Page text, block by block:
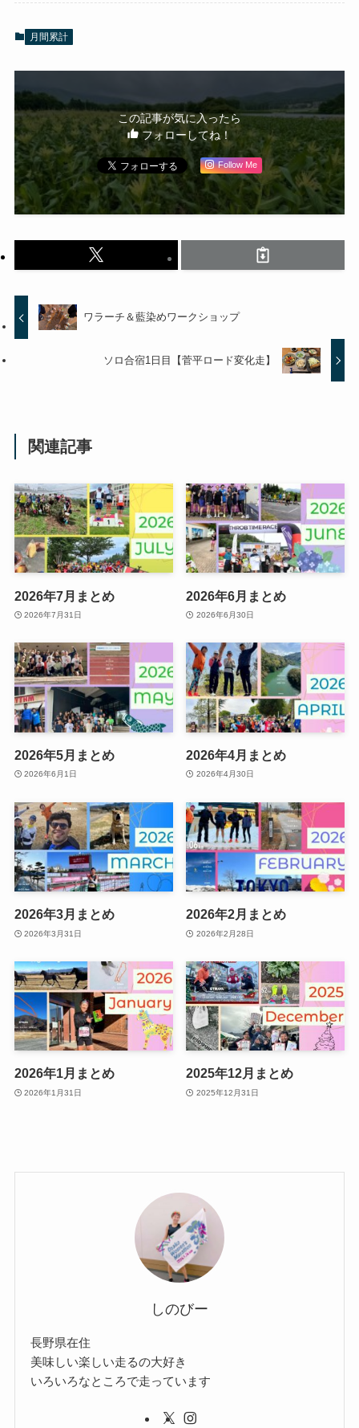
月間累計
この記事が気に入ったら
フォローしてね！
Follow Me
ワラーチ＆藍染めワークショップ
ソロ合宿1日目【菅平ロード変化走】
関連記事
2026年7月まとめ
2026年7月31日
2026年6月まとめ
2026年6月30日
2026年5月まとめ
2026年6月1日
2026年4月まとめ
2026年4月30日
2026年3月まとめ
2026年3月31日
2026年2月まとめ
2026年2月28日
2026年1月まとめ
2026年1月31日
2025年12月まとめ
2025年12月31日
しのびー
長野県在住
美味しい楽しい走るの大好き
いろいろなところで走っています